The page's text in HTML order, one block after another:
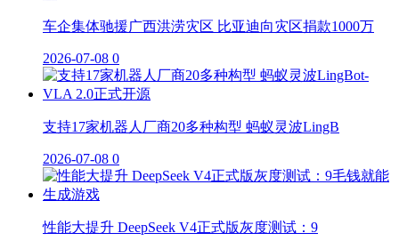
车企集体驰援广西洪涝灾区 比亚迪向灾区捐款1000万
2026-07-08 0
支持17家机器人厂商20多种构型 蚂蚁灵波LingB
2026-07-08 0
性能大提升 DeepSeek V4正式版灰度测试：9